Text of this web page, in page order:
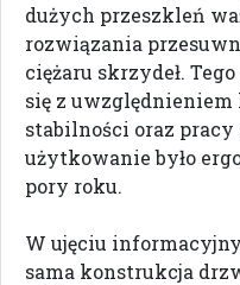
dużych przeszkleń
rozwiązania
ciężaru skrzydeł.
się z
stabilności oraz pracy
użytkowanie było
pory roku.
W ujęciu
sama konstrukcja